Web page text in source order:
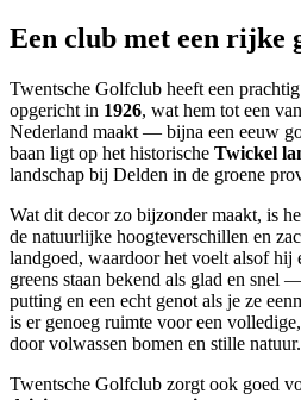
Een club met een rijke
Twentsche Golfclub heeft een
opgericht in 1926, wat hem tot een
Nederland maakt — bijna een eeuw
baan ligt op het historische Twickel
landschap bij Delden in de groene
Wat dit decor zo bijzonder maakt, is
de natuurlijke hoogteverschillen en
landgoed, waardoor het voelt alsof hij
greens staan bekend als glad en snel
putting en een echt genot als je ze
is er genoeg ruimte voor een
door volwassen bomen en stille natuur.
Twentsche Golfclub zorgt ook goed